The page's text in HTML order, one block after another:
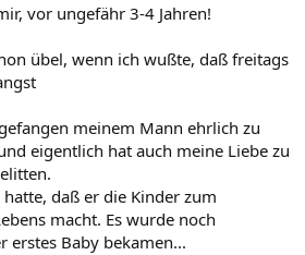
vor ungefähr 3-4 Jahren!
übel, wenn ich wußte, daß freitags
meinem Mann ehrlich zu
eigentlich hat auch meine Liebe zu
daß er die Kinder zum
macht. Es wurde noch
erstes Baby bekamen...